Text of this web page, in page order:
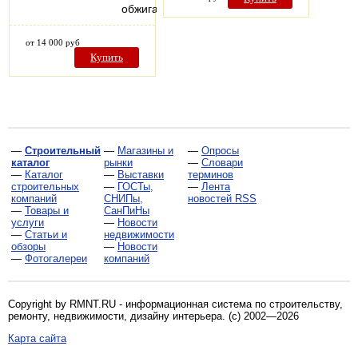
обжига…
от 14 000 руб
Купить
— Строительный
каталог
— Каталог
строительных
компаний
— Товары и
услуги
— Статьи и
обзоры
— Фотогалереи
— Магазины и
рынки
— Выставки
— ГОСТы,
СНИПы,
СанПиНы
— Новости
недвижимости
— Новости
компаний
— Опросы
— Словари
терминов
— Лента
новостей RSS
Copyright by RMNT.RU - информационная система по строительству,
ремонту, недвижимости, дизайну интерьера. (c) 2002—2026
Карта сайта